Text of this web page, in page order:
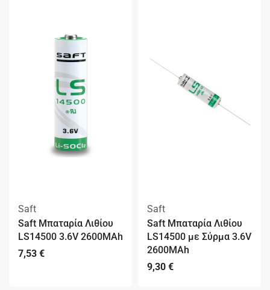
Saft
Saft Μπαταρία Λιθίου
LS14500 3.6V 2600MAh
7,53 €
Saft
Saft Μπαταρία Λιθίου
LS14500 με Σύρμα 3.6V
2600MAh
9,30 €